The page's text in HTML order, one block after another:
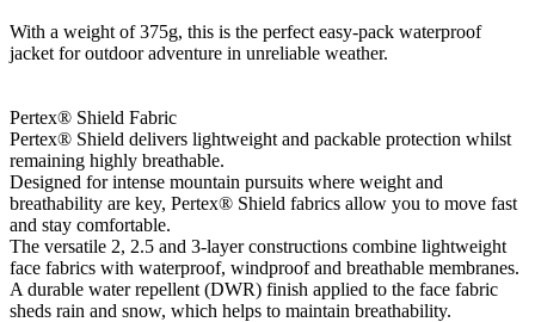
With a weight of 375g, this is the perfect easy-pack waterproof
jacket for outdoor adventure in unreliable weather.
Pertex® Shield Fabric
Pertex® Shield delivers lightweight and packable protection whilst
remaining highly breathable.
Designed for intense mountain pursuits where weight and
breathability are key, Pertex® Shield fabrics allow you to move fast
and stay comfortable.
The versatile 2, 2.5 and 3-layer constructions combine lightweight
face fabrics with waterproof, windproof and breathable membranes.
A durable water repellent (DWR) finish applied to the face fabric
sheds rain and snow, which helps to maintain breathability.